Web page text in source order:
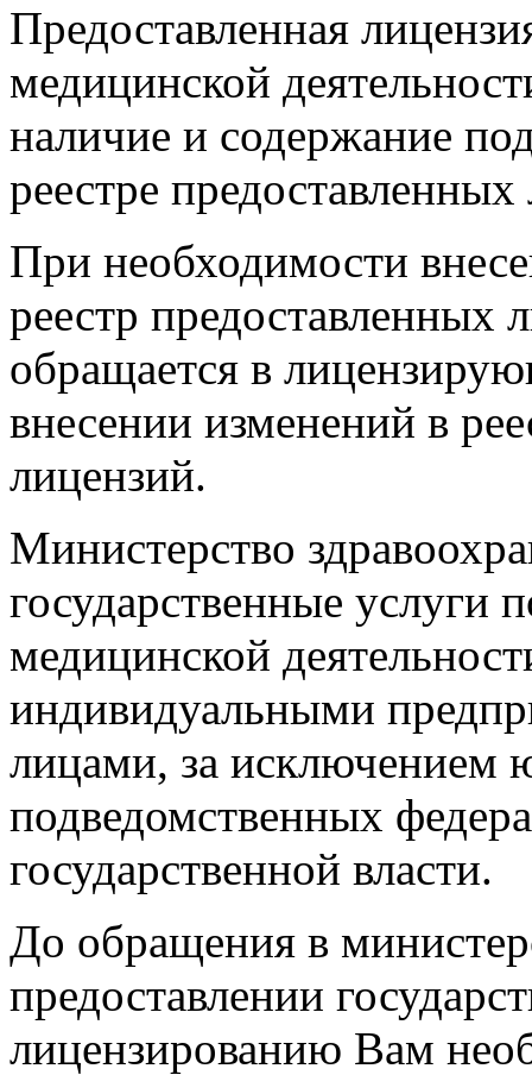
Предоставленная
медицинской
наличие и содержание
реестре
При необходимости
реестр предоставленных
обращается в
внесении изменений в
лицензий.
Министерство
государственные услуги
медицинской
индивидуальными
лицами, за исключением
подведомственных
государственной власти.
До обращения в
предоставлении
лицензированию Вам